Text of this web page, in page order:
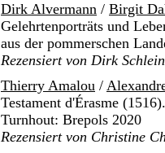
Dirk Alvermann / Birgit
Gelehrtenporträts und
aus der pommerschen
Rezensiert von Dirk
Thierry Amalou /
Testament d'Érasme
Turnhout: Brepols 2020
Rezensiert von Christine